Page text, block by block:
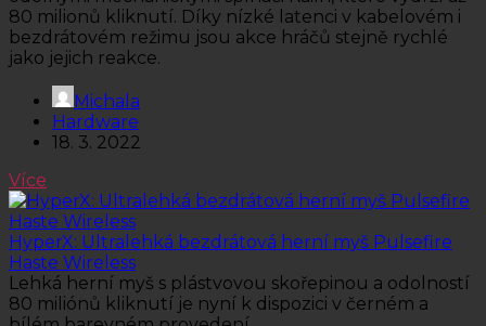
80 milionů kliknutí. Díky nízké latenci v kabelovém i
bezdrátovém režimu jsou akce hráčů stejně rychlé
jako jejich reakce.
Michala
Hardware
18. 3. 2022
Více
HyperX: Ultralehká bezdrátová herní myš Pulsefire
Haste Wireless
Lehká herní myš s plástvovou skořepinou a odolností
80 miliónů kliknutí je nyní k dispozici v černém a